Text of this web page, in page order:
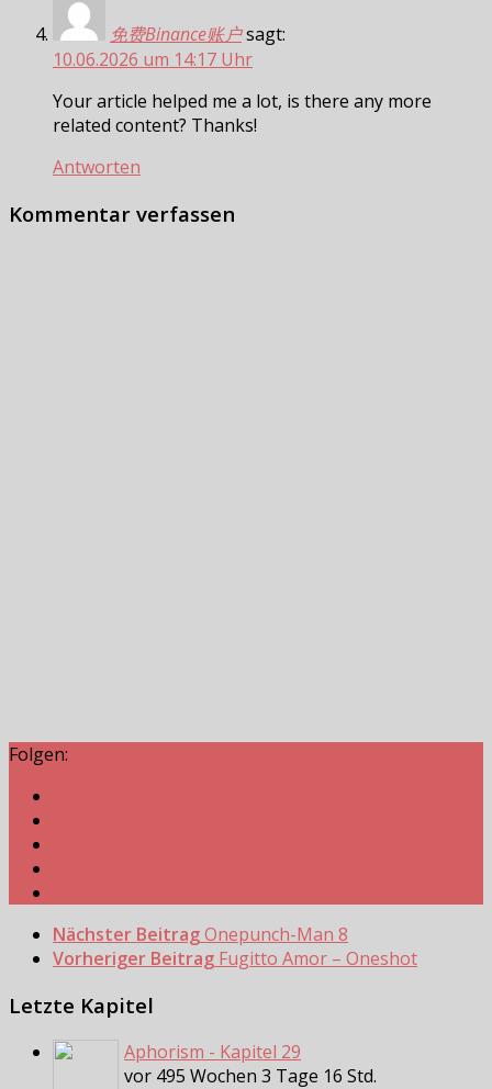
免费Binance账户sagt:
10.06.2026 um 14:17 Uhr
Your article helped me a lot, is there any more
related content? Thanks!
Antworten
Kommentar verfassen
Folgen:
Nächster BeitragOnepunch-Man 8
Vorheriger Beitrag Fugitto Amor – Oneshot
Letzte Kapitel
Aphorism - Kapitel 29
vor 495 Wochen 3 Tage 16 Std.